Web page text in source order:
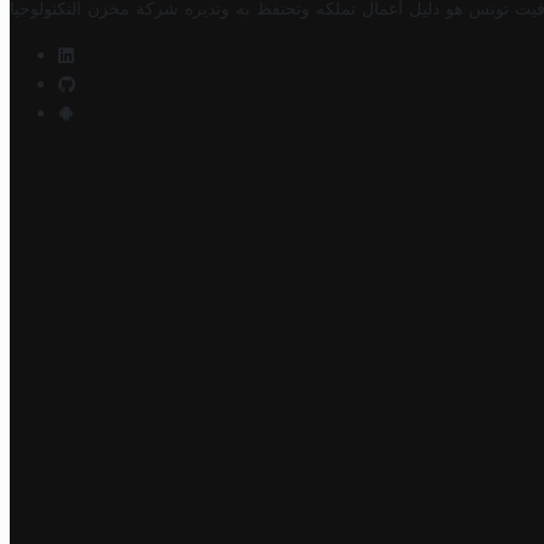
تونس هو دليل أعمال تملكه وتحتفظ به وتديره شركة مخزن التكنولوجيا